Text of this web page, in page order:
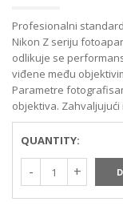
Profesionalni
Nikon Z seriju
odlikuje se
viđene među
Parametre
objektiva.
QUANTITY: